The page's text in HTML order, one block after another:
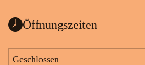
Öffnungszeiten
Geschlossen